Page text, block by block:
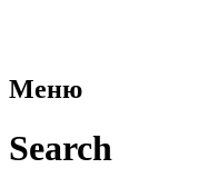
Меню
Search